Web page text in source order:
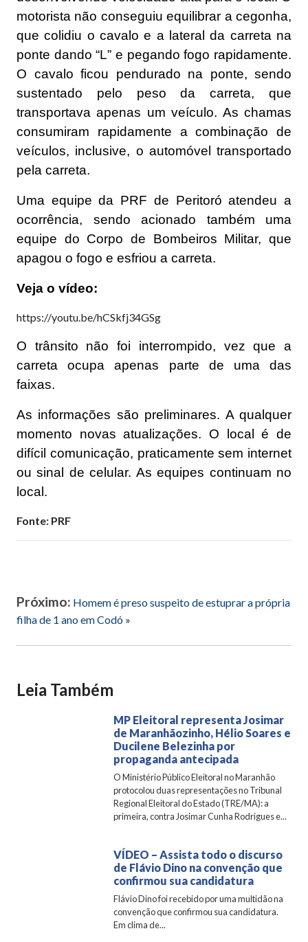
motorista não conseguiu equilibrar a cegonha,
que colidiu o cavalo e a lateral da carreta na
ponte dando “L” e pegando fogo rapidamente.
O cavalo ficou pendurado na ponte, sendo
sustentado pelo peso da carreta, que
transportava apenas um veículo. As chamas
consumiram rapidamente a combinação de
veículos, inclusive, o automóvel transportado
pela carreta.
Uma equipe da PRF de Peritoró atendeu a
ocorrência, sendo acionado também uma
equipe do Corpo de Bombeiros Militar, que
apagou o fogo e esfriou a carreta.
Veja o vídeo:
https://youtu.be/hCSkfj34GSg
O trânsito não foi interrompido, vez que a
carreta ocupa apenas parte de uma das
faixas.
As informações são preliminares. A qualquer
momento novas atualizações. O local é de
difícil comunicação, praticamente sem internet
ou sinal de celular. As equipes continuam no
local.
Fonte: PRF
Próximo: Homem é preso suspeito de estuprar a própria
filha de 1 ano em Codó »
Leia Também
MP Eleitoral representa Josimar
de Maranhãozinho, Hélio Soares e
Ducilene Belezinha por
propaganda antecipada
O Ministério Público Eleitoral no Maranhão
protocolou duas representações no Tribunal
Regional Eleitoral do Estado (TRE/MA): a
primeira, contra Josimar Cunha Rodrigues e...
VÍDEO – Assista todo o discurso
de Flávio Dino na convenção que
confirmou sua candidatura
Flávio Dino foi recebido por uma multidão na
convenção que confirmou sua candidatura.
Em clima de...